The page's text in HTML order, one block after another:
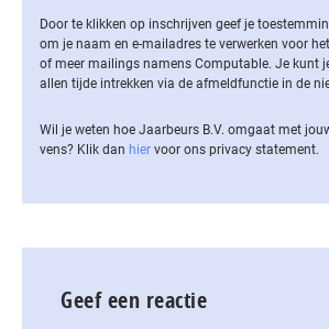
Door te klikken op inschrijven geef je
om je naam en e-mailadres te verwerken voor
of meer mailings namens Computable. Je kunt
allen tijde intrekken via de af­meld­func­tie in de
Wil je weten hoe Jaarbeurs B.V. omgaat met
vens? Klik dan hier voor ons privacy statement.
Geef een reactie